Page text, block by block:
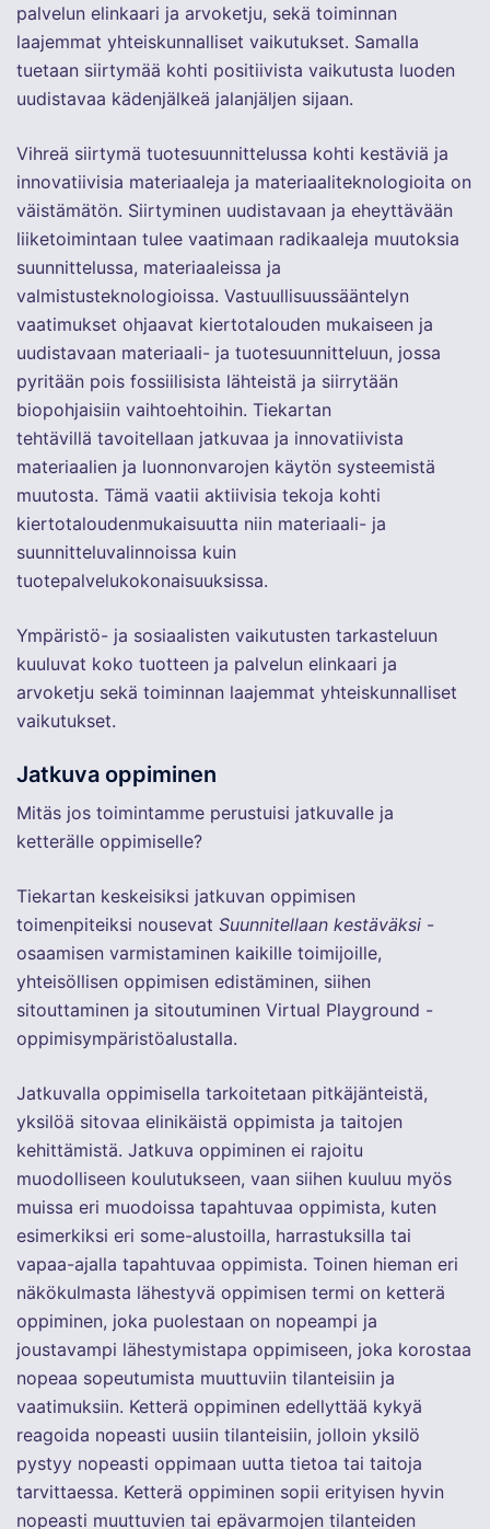
palvelun elinkaari ja arvoketju, sekä toiminnan
laajemmat yhteiskunnalliset vaikutukset. Samalla
tuetaan siirtymää kohti positiivista vaikutusta luoden
uudistavaa kädenjälkeä jalanjäljen sijaan.
Vihreä siirtymä tuotesuunnittelussa kohti kestäviä ja
innovatiivisia materiaaleja ja materiaaliteknologioita on
väistämätön. Siirtyminen uudistavaan ja eheyttävään
liiketoimintaan tulee vaatimaan radikaaleja muutoksia
suunnittelussa, materiaaleissa ja
valmistusteknologioissa. Vastuullisuussääntelyn
vaatimukset ohjaavat kiertotalouden mukaiseen ja
uudistavaan materiaali- ja tuotesuunnitteluun, jossa
pyritään pois fossiilisista lähteistä ja siirrytään
biopohjaisiin vaihtoehtoihin. Tiekartan
tehtävillä tavoitellaan jatkuvaa ja innovatiivista
materiaalien ja luonnonvarojen käytön systeemistä
muutosta. Tämä vaatii aktiivisia tekoja kohti
kiertotaloudenmukaisuutta niin materiaali- ja
suunnitteluvalinnoissa kuin
tuotepalvelukokonaisuuksissa.
Ympäristö- ja sosiaalisten vaikutusten tarkasteluun
kuuluvat koko tuotteen ja palvelun elinkaari ja
arvoketju sekä toiminnan laajemmat yhteiskunnalliset
vaikutukset.
Jatkuva oppiminen
Mitäs jos toimintamme perustuisi jatkuvalle ja
ketterälle oppimiselle?
Tiekartan keskeisiksi jatkuvan oppimisen
toimenpiteiksi nousevat Suunnitellaan kestäväksi -
osaamisen varmistaminen kaikille toimijoille,
yhteisöllisen oppimisen edistäminen, siihen
sitouttaminen ja sitoutuminen Virtual Playground -
oppimisympäristöalustalla.
Jatkuvalla oppimisella tarkoitetaan pitkäjänteistä,
yksilöä sitovaa elinikäistä oppimista ja taitojen
kehittämistä. Jatkuva oppiminen ei rajoitu
muodolliseen koulutukseen, vaan siihen kuuluu myös
muissa eri muodoissa tapahtuvaa oppimista, kuten
esimerkiksi eri some-alustoilla, harrastuksilla tai
vapaa-ajalla tapahtuvaa oppimista. Toinen hieman eri
näkökulmasta lähestyvä oppimisen termi on ketterä
oppiminen, joka puolestaan on nopeampi ja
joustavampi lähestymistapa oppimiseen, joka korostaa
nopeaa sopeutumista muuttuviin tilanteisiin ja
vaatimuksiin. Ketterä oppiminen edellyttää kykyä
reagoida nopeasti uusiin tilanteisiin, jolloin yksilö
pystyy nopeasti oppimaan uutta tietoa tai taitoja
tarvittaessa. Ketterä oppiminen sopii erityisen hyvin
nopeasti muuttuvien tai epävarmojen tilanteiden